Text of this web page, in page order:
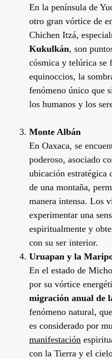
En la península de
otro gran vórtice de
Chichen Itzá,
Kukulkán, son
cósmica y telúrica se
equinoccios, la
fenómeno único que
los humanos y los
Monte Albán
En Oaxaca, se
poderoso, asociado
ubicación
de una montaña,
manera intensa. Los
experimentar una
espiritualmente y
con su ser interior.
Uruapan y la
En el estado de
por su vórtice
migración anual de
fenómeno natural,
es considerado por
manifestación
con la Tierra y el